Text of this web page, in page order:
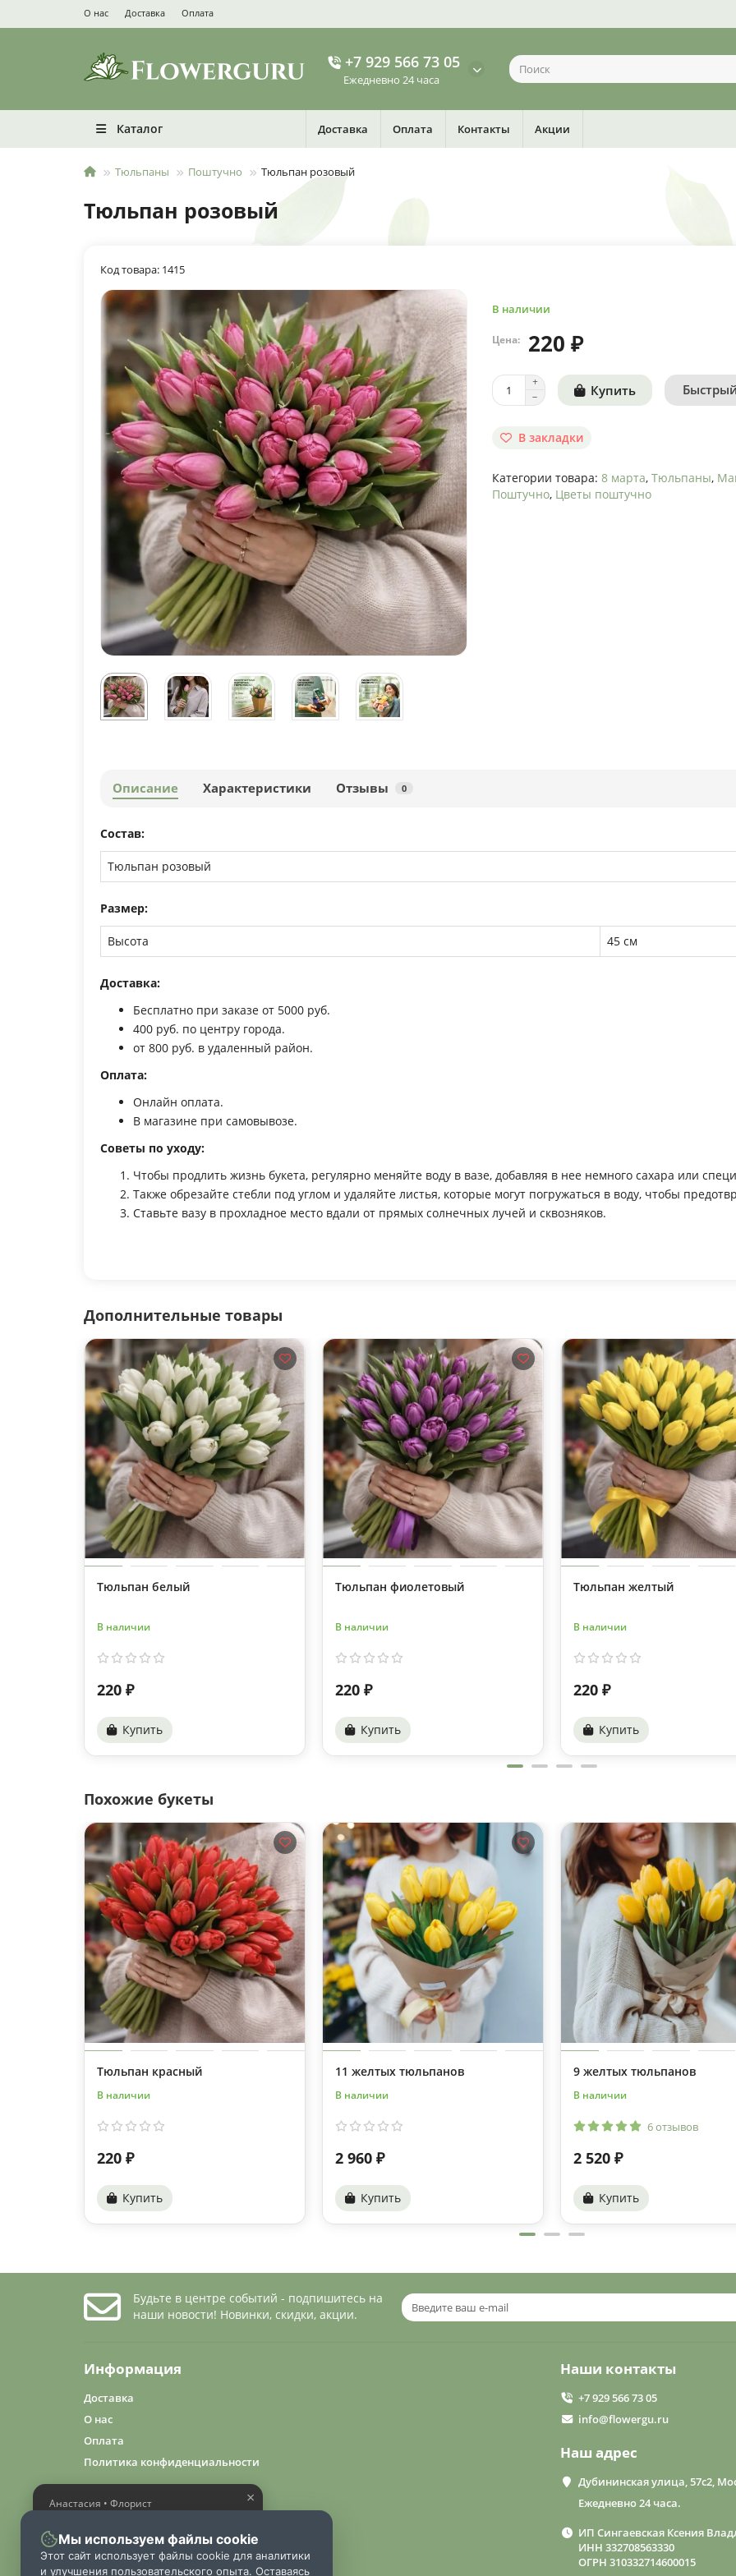
О нас Доставка Оплата
+7 929 566 73 05
Ежедневно 24 часа
Каталог Доставка Оплата Контакты Акции
Тюльпаны Поштучно Тюльпан розовый
Тюльпан розовый
Код товара: 1415
В наличии
Цена: 220 ₽
Купить
В закладки
Категории товара: 8 марта, Тюльпаны,
Поштучно, Цветы поштучно
Описание Характеристики Отзывы 0
Состав:
Тюльпан розовый
Размер:
Высота 45 см
Доставка:
Бесплатно при заказе от 5000 руб.
400 руб. по центру города.
от 800 руб. в удаленный район.
Оплата:
Онлайн оплата.
В магазине при самовывозе.
Советы по уходу:
Чтобы продлить жизнь букета, регулярно меняйте воду в вазе, добавляя в нее немного сахара или
Также обрезайте стебли под углом и удаляйте листья, которые могут погружаться в воду, чтобы
Ставьте вазу в прохладное место вдали от прямых солнечных лучей и сквозняков.
Дополнительные товары
Тюльпан белый
В наличии
220 ₽
Купить
Тюльпан фиолетовый
В наличии
220 ₽
Купить
Тюльпан желтый
В наличии
220 ₽
Купить
Похожие букеты
Тюльпан красный
В наличии
220 ₽
Купить
11 желтых тюльпанов
В наличии
2 960 ₽
Купить
9 желтых тюльпанов
В наличии
6 отзывов
2 520 ₽
Купить
Будьте в центре событий - подпишитесь на
наши новости! Новинки, скидки, акции.
Информация
Доставка
О нас
Оплата
Политика конфиденциальности
Наши контакты
+7 929 566 73 05
info@flowergu.ru
Наш адрес
Дубининская улица, 57с2,
Ежедневно 24 часа.
ИП Сингаевская Ксения
ИНН 332708563330
ОГРН 310332714600015
×
Анастасия • Флорист
букет
Мы используем файлы cookie
Этот сайт использует файлы cookie для аналитики
и улучшения пользовательского опыта. Оставаясь